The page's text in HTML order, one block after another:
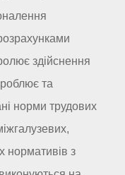
здійснення
та
норми трудових
нормативів з